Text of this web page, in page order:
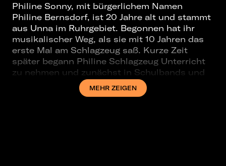
Philine Sonny, mit bürgerlichem Namen
Philine Bernsdorf, ist 20 Jahre alt und stammt
aus Unna im Ruhrgebiet. Begonnen hat ihr
musikalischer Weg, als sie mit 10 Jahren das
erste Mal am Schlagzeug saß. Kurze Zeit
später begann Philine Schlagzeug Unterricht
zu nehmen und zunächst in Schulbands und
dem Schulchor Musik zu machen. Innerhalb
der nächsten 7 Jahre brachte sie sich selbst
MEHR ZEIGEN